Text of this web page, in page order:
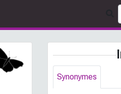
Synonymes